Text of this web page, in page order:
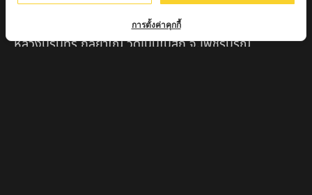
ครูบาศรี สุจิตโต บ้านสบก๋ง จ.ลำปาง
หลวงปู่รินทร์ กลฺยาโณ วัดเนินโบสถ์ จ.เพชรบูรณ์
การตั้งค่าคุกกี้